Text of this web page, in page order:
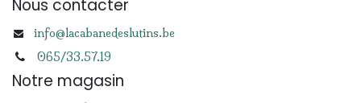
Nous contacter
info@lacabanedeslutins.be
065/33.57.19
Notre magasin